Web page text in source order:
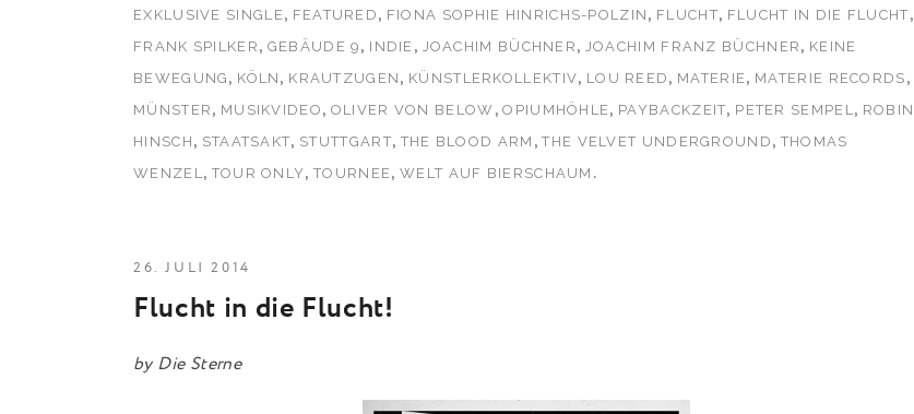
EXKLUSIVE SINGLE, FEATURED , FIONA SOPHIE HINRICHS-POLZIN , FLUCHT, FLUCHT IN DIE FLUCHT,
FRANK SPILKER , GEBÄUDE 9 , INDIE , JOACHIM BÜCHNER , JOACHIM FRANZ BÜCHNER , KEINE
BEWEGUNG , KÖLN , KRAUTZUGEN , KÜNSTLERKOLLEKTIV, LOU REED , MATERIE, MATERIE RECORDS ,
MÜNSTER , MUSIKVIDEO , OLIVER VON BELOW ,OPIUMHÖHLE, PAYBACKZEIT, PETER SEMPEL, ROBIN
HINSCH , STAATSAKT, STUTTGART,THE BLOOD ARM ,THE VELVET UNDERGROUND ,THOMAS
WENZEL,TOUR ONLY,TOURNEE,WELT AUF BIERSCHAUM .
Flucht in die Flucht!
by Die Sterne
26. JULI 2014